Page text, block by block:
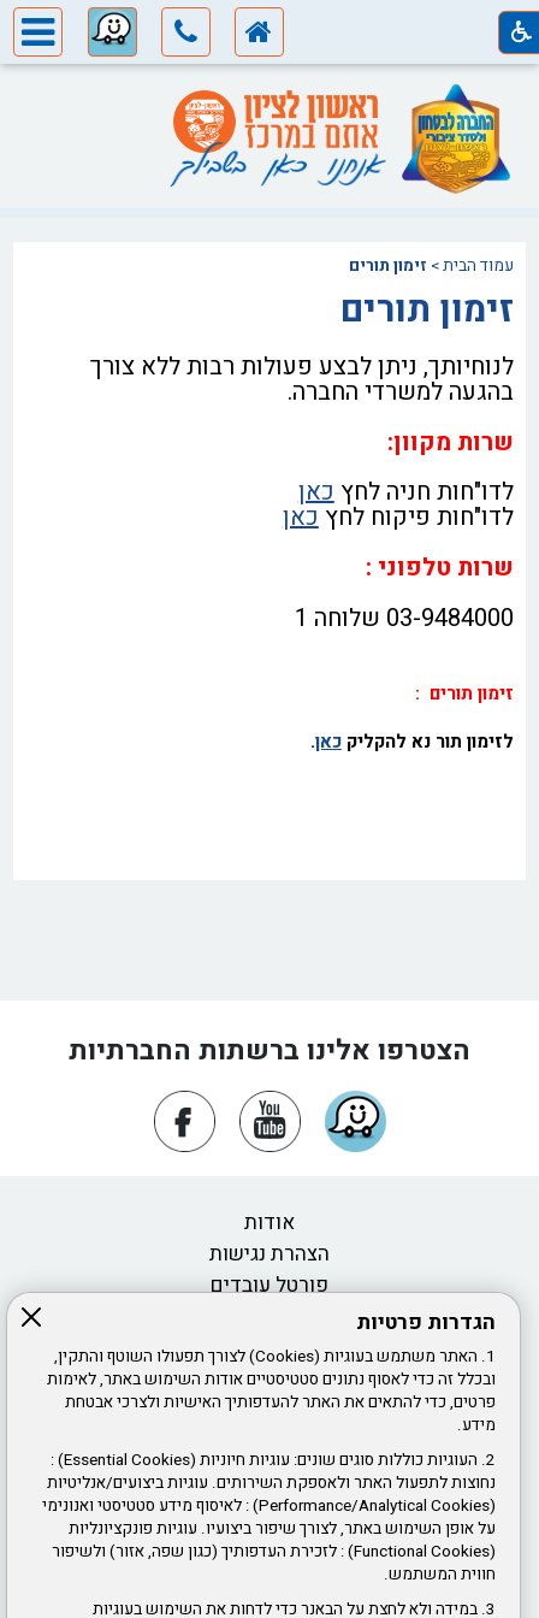
הגדרות פרטיות
1. האתר משתמש בעוגיות (Cookies) לצורך תפעולו השוטף והתקין,
ובכלל זה כדי לאסוף נתונים סטטיסטיים אודות השימוש באתר, לאימות
פרטים, כדי להתאים את האתר להעדפותיך האישיות ולצרכי אבטחת
מידע.
2. העוגיות כוללות סוגים שונים: עוגיות חיוניות (Essential Cookies) :
נחוצות לתפעול האתר ולאספקת השירותים. עוגיות ביצועים/אנליטיות
(Performance/Analytical Cookies) : לאיסוף מידע סטטיסטי ואנונימי
על אופן השימוש באתר, לצורך שיפור ביצועיו. עוגיות פונקציונליות
(Functional Cookies) : לזכירת העדפותיך (כגון שפה, אזור) ולשיפור
חווית המשתמש.
3. במידה ולא לחצת על הבאנר כדי לדחות את השימוש בעוגיות
עמוד הבית> זימון תורים
זימון תורים
לנוחיותך, ניתן לבצע פעולות רבות ללא צורך
בהגעה למשרדי החברה.
שרות מקוון:
לדו"חות חניה לחץכאן
לדו"חות פיקוח לחץכאן
שרות טלפוני :
03-9484000 שלוחה 1
זימון תורים :
לזימון תור נא להקליקכאן.
הצטרפו אלינו ברשתות החברתיות
אודות
הצהרת נגישות
פורטל עובדים
דרושים ומכרזי כוח אדם
חוק חופש המידע
אמנת שירות
צור קשר
חוקי עזר
תנאי שימוש באתר ופרטיות
ז'בוטינסקי 61, ראשון לציון